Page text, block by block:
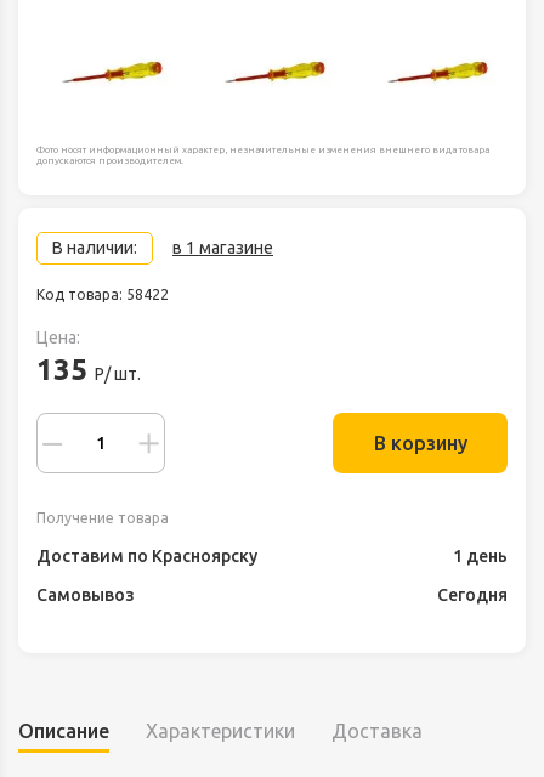
Фото носят информационный характер, незначительные изменения внешнего вида товара
допускаются производителем.
В наличии: в 1 магазине
Код товара: 58422
Цена:
135 Р/ шт.
В корзину
Получение товара
Доставим по Красноярску
1 день
Самовывоз
Сегодня
Описание Характеристики Доставка